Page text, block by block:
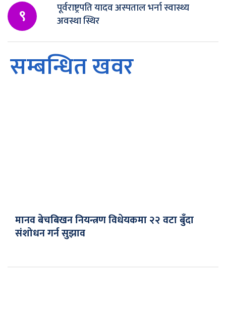
९
पूर्वराष्ट्रपति यादव अस्पताल भर्ना स्वास्थ्य
अवस्था स्थिर
सम्बन्धित खवर
मानव बेचबिखन नियन्त्रण विधेयकमा २२ वटा बुँदा
संशोधन गर्न सुझाव